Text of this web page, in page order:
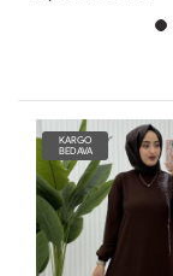
KARGO
BEDAVA